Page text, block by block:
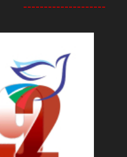
--------------------